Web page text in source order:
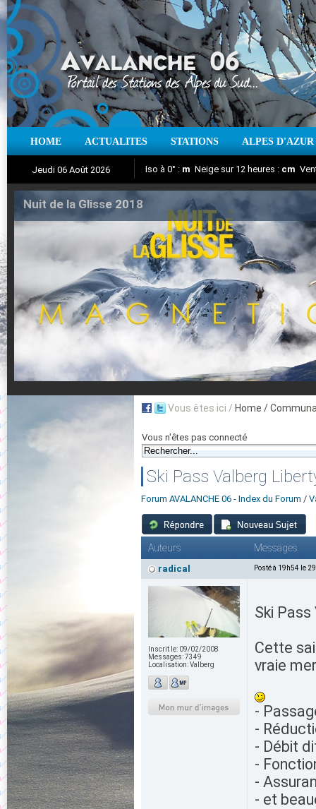
HOME ACTUALITES STATIONS ALPES D'AZUR
Jeudi 06 Août 2026
Aujourd'hui : T° Min : °C T° Max :°C
Iso à 0° : m Neige sur 12 heures : cm
Suivez en direct l'actualité des stations
Nuit de la Glisse 2018
Vous êtes ici / Home /
Vous n'êtes pas connecté
Ski Pass Valberg
Forum AVALANCHE 06 - Index du Forum /
Auteurs Messages
radical Posté à 19h54 le
Inscrit le: 09/02/2008
Messages:7349
Localisation:Valberg
Ski
Cette
vraie
-
-
- Débit
-
-
- et